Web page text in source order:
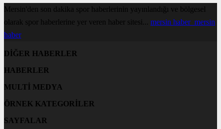
Mersin'den son dakika spor haberlerinin yayınlandığı ve bölgesel
olarak spor haberlerine yer veren haber sitesi... mersin haber mersin
haber
DİĞER HABERLER
HABERLER
MULTİ MEDYA
ÖRNEK KATEGORİLER
SAYFALAR